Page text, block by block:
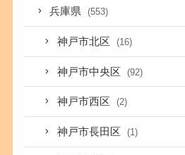
兵庫県 (553)
神戸市北区 (16)
神戸市中央区 (92)
神戸市西区 (2)
神戸市長田区 (1)